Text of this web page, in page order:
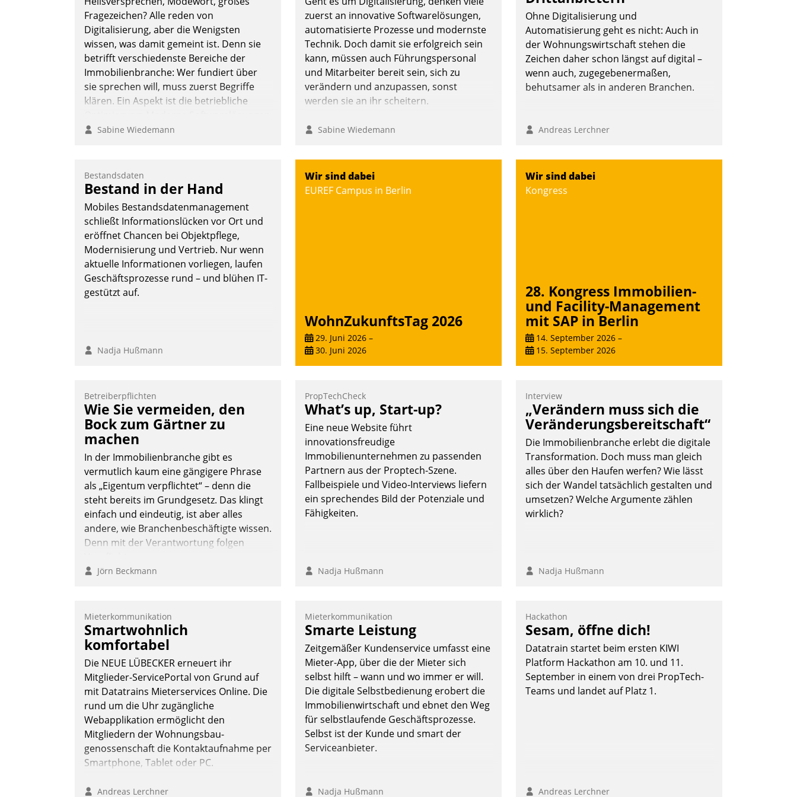
Nadja Hußmann Nadja Hußmann
Fragezeichen? Alle reden von
Digitalisierung, aber die Wenigsten
wissen, was damit gemeint ist. Denn sie
betrifft verschiedenste Bereiche der
Immobilienbranche: Wer fundiert über
sie sprechen will, muss zuerst Begriffe
klären. Ein Aspekt ist die betriebliche
ermöglichen große Einsparungen durch
Allein mit der Einführung einer neuen
Software ist es nicht getan. Die
Digitalisierung erfordert von
Unternehmen die Bereitschaft, sich zu
überprüfen, zu hinterfragen und zu
verändern.
Sabine Wiedemann
zuerst an innovative Softwarelösungen,
automatisierte Prozesse und modernste
Technik. Doch damit sie erfolgreich sein
kann, müssen auch Führungspersonal
und Mitarbeiter bereit sein, sich zu
verändern und anzupassen, sonst
werden sie an ihr scheitern.
Sabine Wiedemann
Ohne Digitalisierung und
Automatisierung geht es nicht: Auch in
der Wohnungswirtschaft stehen die
Zeichen daher schon längst auf digital –
wenn auch, zugegebenermaßen,
behutsamer als in anderen Branchen.
Andreas Lerchner
Bestandsdaten
Bestand in der Hand
Mobiles Bestandsdatenmanagement
schließt Informationslücken vor Ort und
eröffnet Chancen bei Objektpflege,
Modernisierung und Vertrieb. Nur wenn
aktuelle Informationen vorliegen, laufen
Geschäftsprozesse rund – und blühen IT-
gestützt auf.
Nadja Hußmann
Wir sind dabei
EUREF Campus in Berlin
WohnZukunftsTag 2026
29. Juni 2026 –
30. Juni 2026
Wir sind dabei
Kongress
28. Kongress Immobilien-
und Facility-Management
mit SAP in Berlin
14. September 2026 –
15. September 2026
Betreiberpflichten
Wie Sie vermeiden, den
Bock zum Gärtner zu
machen
In der Immobilienbranche gibt es
vermutlich kaum eine gängigere Phrase
als „Eigentum verpflichtet“ – denn die
steht bereits im Grundgesetz. Das klingt
einfach und eindeutig, ist aber alles
andere, wie Branchenbeschäftigte wissen.
Denn mit der Verantwortung folgen
Jörn Beckmann
PropTechCheck
What’s up, Start-up?
Eine neue Website führt
innovationsfreudige
Immobilienunternehmen zu passenden
Partnern aus der Proptech-Szene.
Fallbeispiele und Video-Interviews liefern
ein sprechendes Bild der Potenziale und
Fähigkeiten.
Nadja Hußmann
Interview
„Verändern muss sich die
Veränderungsbereitschaft“
Die Immobilienbranche erlebt die digitale
Transformation. Doch muss man gleich
alles über den Haufen werfen? Wie lässt
sich der Wandel tatsächlich gestalten und
umsetzen? Welche Argumente zählen
wirklich?
Nadja Hußmann
Mieterkommunikation
Smartwohnlich
komfortabel
Die NEUE LÜBECKER erneuert ihr
Mitglieder-ServicePortal von Grund auf
mit Datatrains Mieterservices Online. Die
rund um die Uhr zugängliche
Webapplikation ermöglicht den
Mitgliedern der Wohnungs­bau­
genossenschaft die Kontaktaufnahme per
Smartphone, Tablet oder PC.
Andreas Lerchner
Mieterkommunikation
Smarte Leistung
Zeitgemäßer Kundenservice umfasst eine
Mieter-App, über die der Mieter sich
selbst hilft – wann und wo immer er will.
Die digitale Selbstbedienung erobert die
Immobilienwirtschaft und ebnet den Weg
für selbstlaufende Geschäftsprozesse.
Selbst ist der Kunde und smart der
Serviceanbieter.
Nadja Hußmann
Hackathon
Sesam, öffne dich!
Datatrain startet beim ersten KIWI
Platform Hackathon am 10. und 11.
September in einem von drei PropTech-
Teams und landet auf Platz 1.
Andreas Lerchner